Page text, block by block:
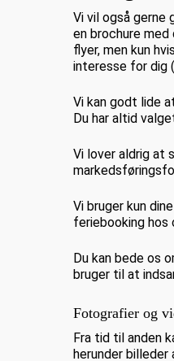
Vi vil også gerne
en brochure
flyer, men kun
interesse for dig
Vi kan godt lide
Du har altid
Vi lover aldrig at
Vi bruger kun
feriebooking hos
Du kan bede os
bruger til at
Fotografier og
Fra tid til anden
herunder